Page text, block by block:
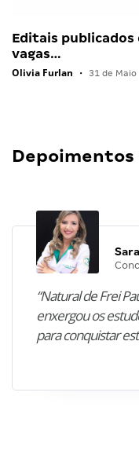
Editais
vagas…
Olivia Furlan • 31 de Maio
Depoimentos
“Natural de Frei
enxergou os
para conquistar